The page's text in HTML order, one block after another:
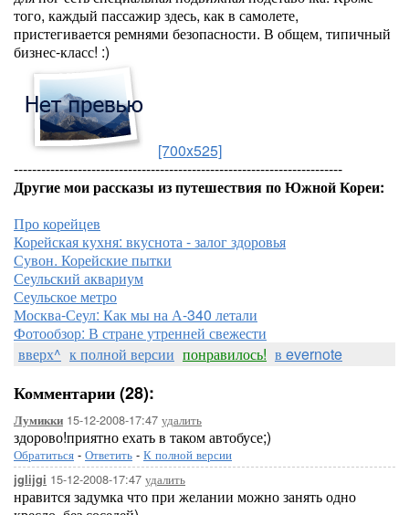
того, каждый пассажир здесь, как в самолете,
пристегивается ремнями безопасности. В общем, типичный
бизнес-класс! :)
[700x525]
------------------------------------------------------------------------
Другие мои рассказы из путешествия по Южной Кореи:
Про корейцев
Корейская кухня: вкуснота - залог здоровья
Сувон. Корейские пытки
Сеульский аквариум
Сеульское метро
Москва-Сеул: Как мы на А-340 летали
Фотообзор: В стране утренней свежести
вверх^ к полной версии понравилось! в evernote
Комментарии (28):
Лумикки 15-12-2008-17:47 удалить
здорово!приятно ехать в таком автобусе;)
Обратиться - Ответить - К полной версии
jglijgi 15-12-2008-17:47 удалить
нравится задумка что при желании можно занять одно